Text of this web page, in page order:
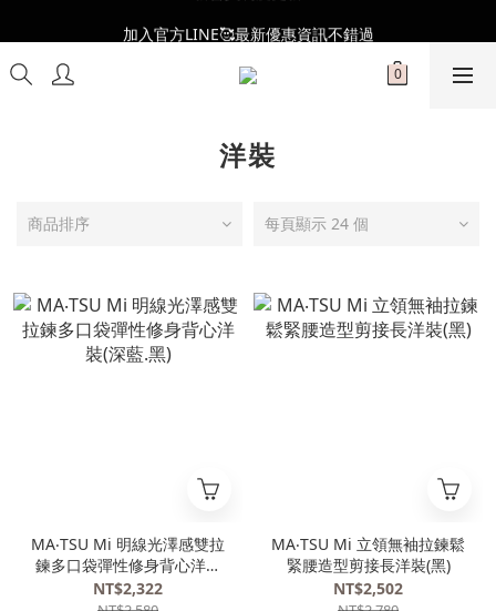
加入官方LINE🥰最新優惠資訊不錯過
全新會員制度更新👑
洋裝
商品排序 每頁顯示 24 個
MA‧TSU Mi 明線光澤感雙拉
鍊多口袋彈性修身背心洋裝
(深藍.黑)
NT$2,322
MA‧TSU Mi 立領無袖拉鍊鬆
緊腰造型剪接長洋裝(黑)
NT$2,502